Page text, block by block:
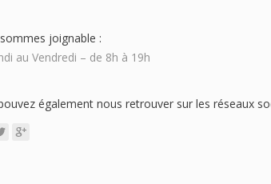
joignable :
au Vendredi – de 8h à 19h
également nous retrouver sur les réseaux